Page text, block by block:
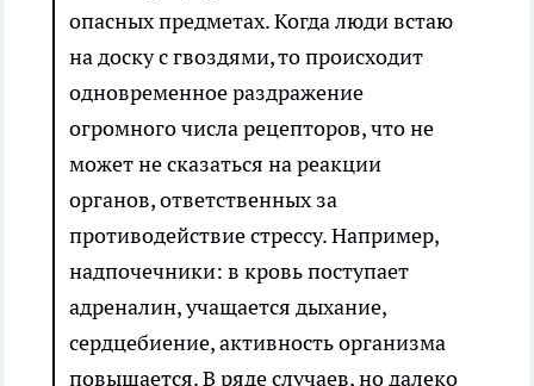
опасных предметах. Когда люди встаю
на доску с гвоздями, то происходит
одновременное раздражение
огромного числа рецепторов, что не
может не сказаться на реакции
органов, ответственных за
противодействие стрессу. Например,
надпочечники: в кровь поступает
адреналин, учащается дыхание,
сердцебиение, активность организма
повышается. В ряде случаев, но далеко